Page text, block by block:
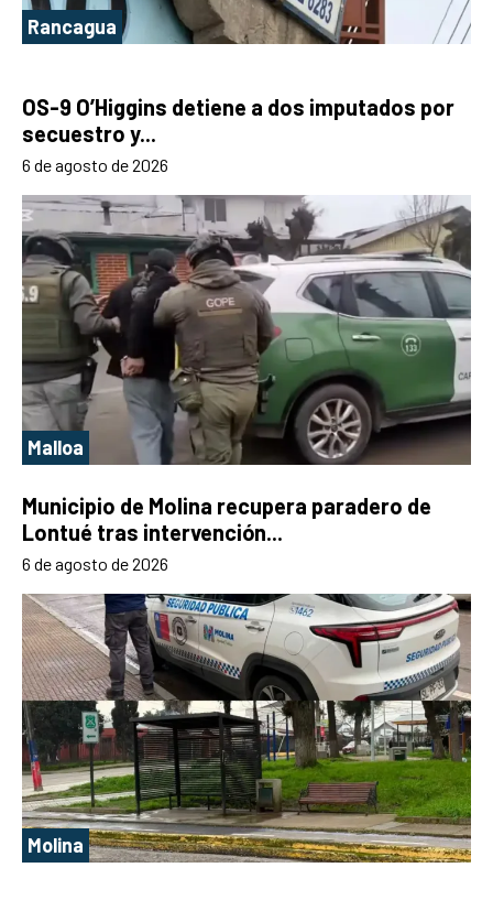
Rancagua
OS-9 O’Higgins detiene a dos imputados por
secuestro y...
6 de agosto de 2026
Malloa
Municipio de Molina recupera paradero de
Lontué tras intervención...
6 de agosto de 2026
Molina